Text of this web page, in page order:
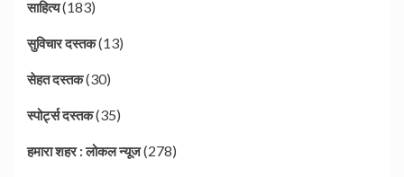
साहित्य(183)
सुविचार दस्तक(13)
सेहत दस्तक(30)
स्पोर्ट्स दस्तक(35)
हमारा शहर : लोकल न्यूज(278)